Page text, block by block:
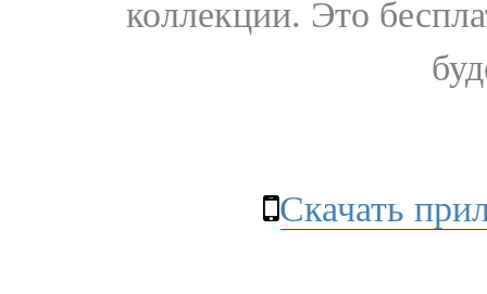
коллекции. Это
Скачать